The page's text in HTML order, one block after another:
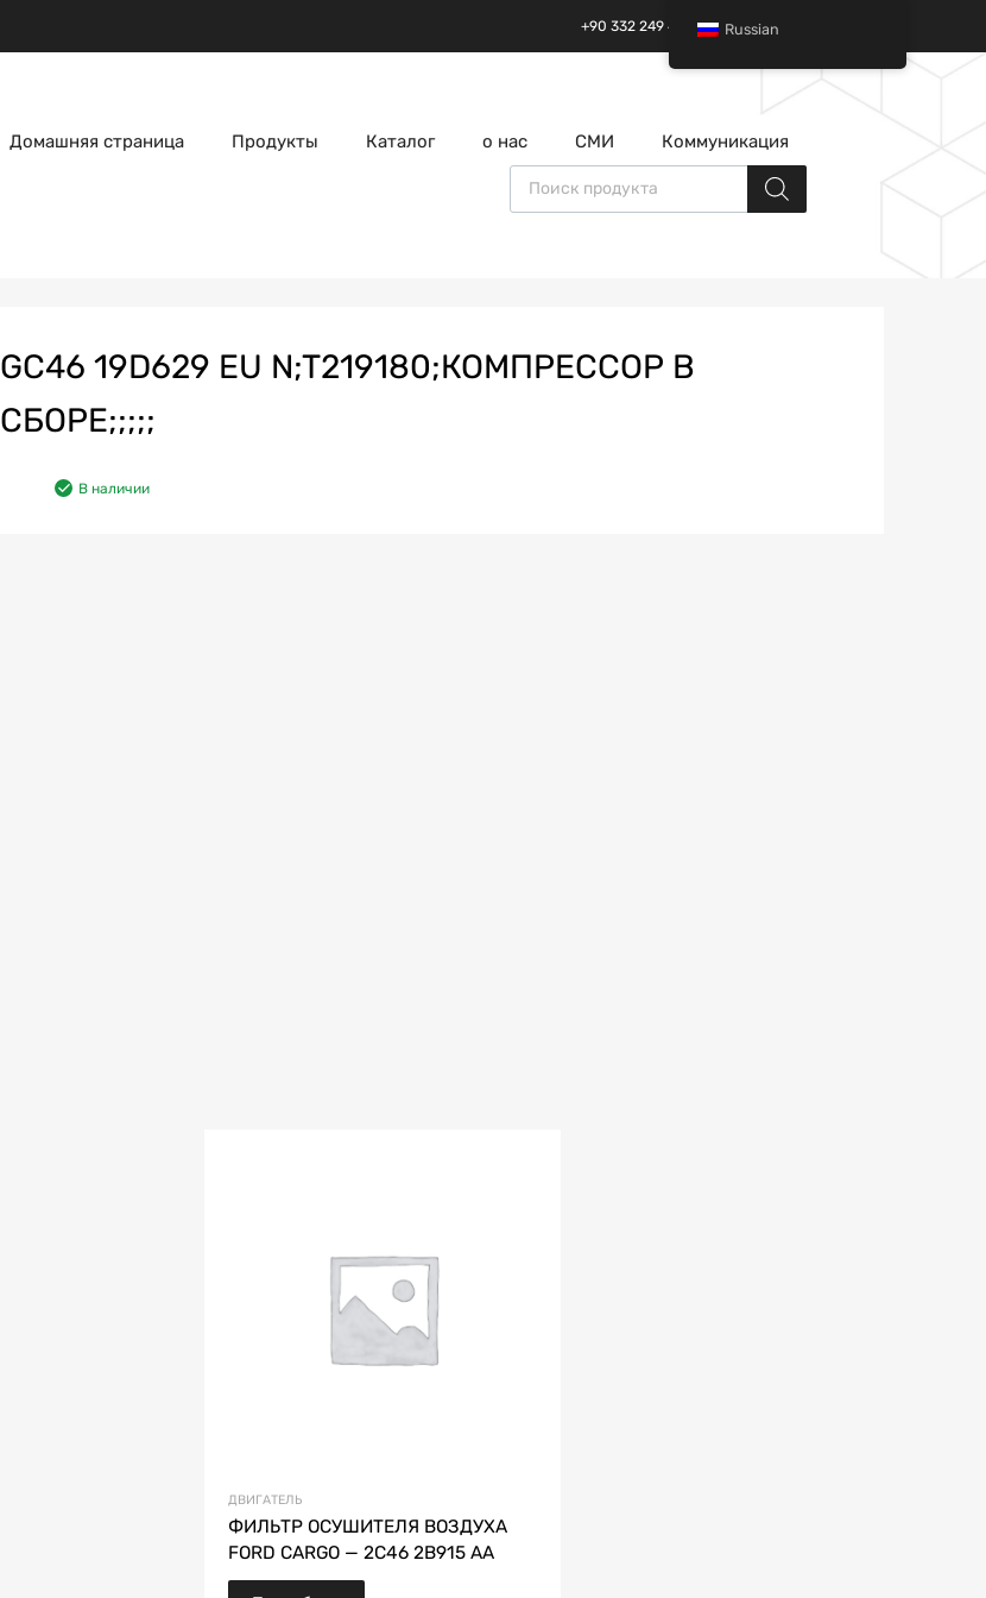
+90 332 249 49 01 | +90 532 685 32 42
Домашняя страница Продукты Каталог о нас СМИ Коммуникация
Поиск товаров
GC46 19D629 EU N;T219180;КОМПРЕССОР В
СБОРЕ;;;;;
В наличии
ДВИГАТЕЛЬ
ФИЛЬТР ОСУШИТЕЛЯ ВОЗДУХА
FORD CARGO — 2C46 2B915 AA
Russian